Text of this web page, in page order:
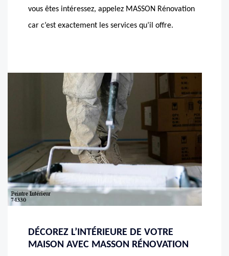
vous êtes intéressez, appelez MASSON Rénovation
car c’est exactement les services qu’il offre.
DÉCOREZ L’INTÉRIEURE DE VOTRE
MAISON AVEC MASSON RÉNOVATION